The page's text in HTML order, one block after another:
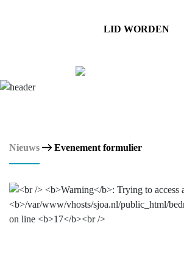
LID WORDEN
Nieuws Evenement formulier